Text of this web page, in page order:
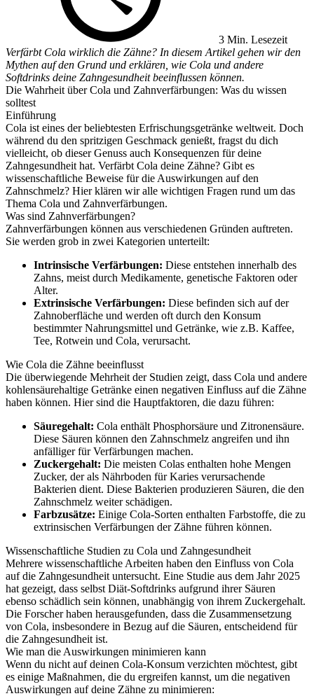
3 Min. Lesezeit
Verfärbt Cola wirklich die Zähne? In diesem Artikel gehen wir den
Mythen auf den Grund und erklären, wie Cola und andere
Softdrinks deine Zahngesundheit beeinflussen können.
Die Wahrheit über Cola und Zahnverfärbungen: Was du wissen
solltest
Einführung
Cola ist eines der beliebtesten Erfrischungsgetränke weltweit. Doch
während du den spritzigen Geschmack genießt, fragst du dich
vielleicht, ob dieser Genuss auch Konsequenzen für deine
Zahngesundheit hat. Verfärbt Cola deine Zähne? Gibt es
wissenschaftliche Beweise für die Auswirkungen auf den
Zahnschmelz? Hier klären wir alle wichtigen Fragen rund um das
Thema Cola und Zahnverfärbungen.
Was sind Zahnverfärbungen?
Zahnverfärbungen können aus verschiedenen Gründen auftreten.
Sie werden grob in zwei Kategorien unterteilt:
Intrinsische Verfärbungen: Diese entstehen innerhalb des
Zahns, meist durch Medikamente, genetische Faktoren oder
Alter.
Extrinsische Verfärbungen: Diese befinden sich auf der
Zahnoberfläche und werden oft durch den Konsum
bestimmter Nahrungsmittel und Getränke, wie z.B. Kaffee,
Tee, Rotwein und Cola, verursacht.
Wie Cola die Zähne beeinflusst
Die überwiegende Mehrheit der Studien zeigt, dass Cola und andere
kohlensäurehaltige Getränke einen negativen Einfluss auf die Zähne
haben können. Hier sind die Hauptfaktoren, die dazu führen:
Säuregehalt: Cola enthält Phosphorsäure und Zitronensäure.
Diese Säuren können den Zahnschmelz angreifen und ihn
anfälliger für Verfärbungen machen.
Zuckergehalt: Die meisten Colas enthalten hohe Mengen
Zucker, der als Nährboden für Karies verursachende
Bakterien dient. Diese Bakterien produzieren Säuren, die den
Zahnschmelz weiter schädigen.
Farbzusätze: Einige Cola-Sorten enthalten Farbstoffe, die zu
extrinsischen Verfärbungen der Zähne führen können.
Wissenschaftliche Studien zu Cola und Zahngesundheit
Mehrere wissenschaftliche Arbeiten haben den Einfluss von Cola
auf die Zahngesundheit untersucht. Eine Studie aus dem Jahr 2025
hat gezeigt, dass selbst Diät-Softdrinks aufgrund ihrer Säuren
ebenso schädlich sein können, unabhängig von ihrem Zuckergehalt.
Die Forscher haben herausgefunden, dass die Zusammensetzung
von Cola, insbesondere in Bezug auf die Säuren, entscheidend für
die Zahngesundheit ist.
Wie man die Auswirkungen minimieren kann
Wenn du nicht auf deinen Cola-Konsum verzichten möchtest, gibt
es einige Maßnahmen, die du ergreifen kannst, um die negativen
Auswirkungen auf deine Zähne zu minimieren: